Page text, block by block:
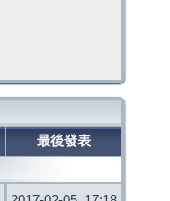
最後發表